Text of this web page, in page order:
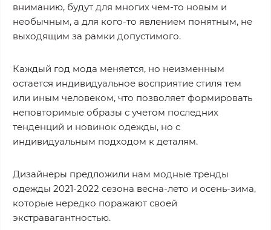
вниманию, будут для многих чем-то новым и
необычным, а для кого-то явлением понятным, не
выходящим за рамки допустимого.
Каждый год мода меняется, но неизменным
остается индивидуальное восприятие стиля тем
или иным человеком, что позволяет формировать
неповторимые образы с учетом последних
тенденций и новинок одежды, но с
индивидуальным подходом к деталям.
Дизайнеры предложили нам модные тренды
одежды 2021-2022 сезона весна-лето и осень-зима,
которые нередко поражают своей
экстравагантностью.